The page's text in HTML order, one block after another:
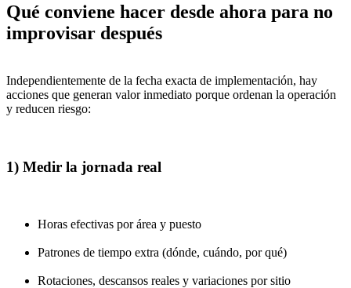
Qué conviene hacer desde ahora para no
improvisar después
Independientemente de la fecha exacta de implementación, hay
acciones que generan valor inmediato porque ordenan la operación
y reducen riesgo:
1) Medir la jornada real
Horas efectivas por área y puesto
Patrones de tiempo extra (dónde, cuándo, por qué)
Rotaciones, descansos reales y variaciones por sitio